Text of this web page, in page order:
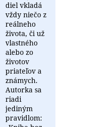
diel vkladá
vždy niečo z
reálneho
života, či už
vlastného
alebo zo
životov
priateľov a
známych.
Autorka sa
riadi
jediným
pravidlom: